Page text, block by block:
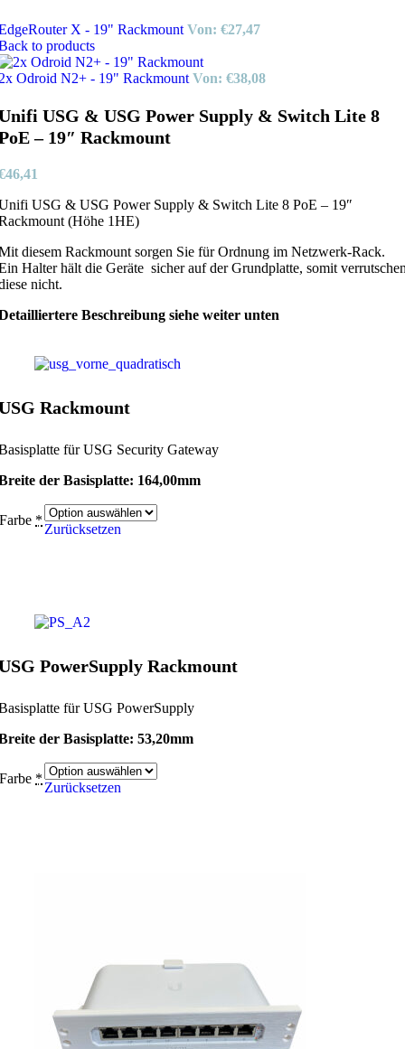
X - 19" Rackmount Von: €27,47
to products
Odroid N2+ - 19" Rackmount Von: €38,08
USG & USG Power Supply & Switch Lite 8
– 19″ Rackmount
46,41
USG & USG Power Supply & Switch Lite 8 PoE – 19″
(Höhe 1HE)
diesem Rackmount sorgen Sie für Ordnung im Netzwerk-Rack.
Halter hält die Geräte sicher auf der Grundplatte, somit
nicht.
Beschreibung siehe weiter unten
Rackmount
für USG Security Gateway
der Basisplatte: 164,00mm
Farbe *
Zurücksetzen
PowerSupply Rackmount
für USG PowerSupply
der Basisplatte: 53,20mm
Farbe *
Zurücksetzen